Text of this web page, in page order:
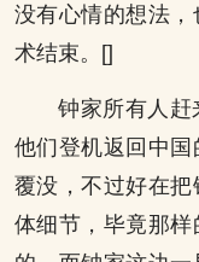
没有心情的想法
术结束。[]
钟家所有人赶
他们登机返回中
覆没，不过好在
体细节，毕竟那